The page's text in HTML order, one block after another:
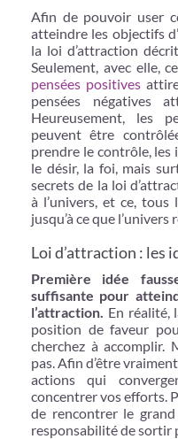
Afin de pouvoir user
atteindre les objectifs
la loi d’attraction
Seulement, avec elle,
pensées positives
pensées négatives
Heureusement, les
peuvent être
prendre le contrôle, les
le désir, la foi, mais
secrets de la loi
à l’univers, et ce,
jusqu’à ce que
Loi d’attraction : les
Première idée
suffisante pour
l’attraction. En réalité,
position de faveur
cherchez à accomplir.
pas. Afin d’être
actions qui
concentrer vos efforts.
de rencontrer le
responsabilité de sortir